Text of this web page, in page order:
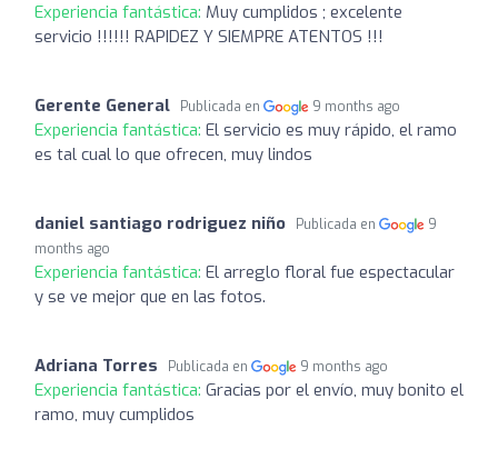
Experiencia fantástica: Muy cumplidos ; excelente
servicio !!!!!! RAPIDEZ Y SIEMPRE ATENTOS !!!
Gerente General Publicada en 9 months ago
Experiencia fantástica: El servicio es muy rápido, el ramo
es tal cual lo que ofrecen, muy lindos
daniel santiago rodriguez niño Publicada en
9
months ago
Experiencia fantástica: El arreglo floral fue espectacular
y se ve mejor que en las fotos.
Adriana Torres Publicada en 9 months ago
Experiencia fantástica: Gracias por el envío, muy bonito el
ramo, muy cumplidos